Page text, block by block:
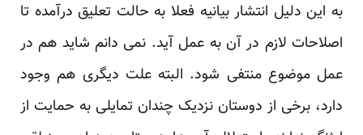
به این دلیل انتشار بیانیه فعلا به حالت تعلیق درآمده تا
اصلاحات لازم در آن به عمل آید. نمی دانم شاید هم در
عمل موضوع منتفی شود. البته علت دیگری هم وجود
دارد، برخی از دوستان نزدیک چندان تمایلی به حمایت از